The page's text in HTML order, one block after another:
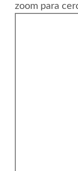
zoom para